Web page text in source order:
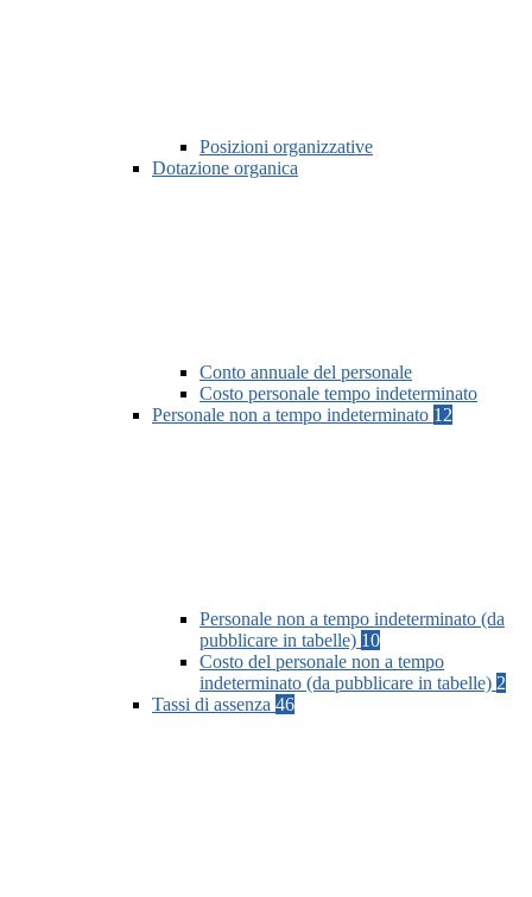
Posizioni organizzative
Dotazione organica
Conto annuale del personale
Costo personale tempo indeterminato
Personale non a tempo indeterminato 12
Personale non a tempo indeterminato (da
pubblicare in tabelle) 10
Costo del personale non a tempo
indeterminato (da pubblicare in tabelle) 2
Tassi di assenza 46